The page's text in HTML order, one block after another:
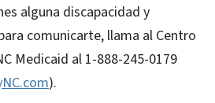
alguna discapacidad y
comunicarte, llama al Centro
Medicaid al 1-888-245-0179
).